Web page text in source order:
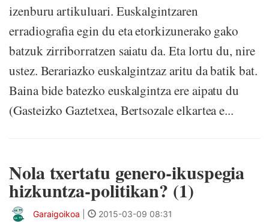
izenburu artikuluari. Euskalgintzaren
erradiografia egin du eta etorkizunerako gako
batzuk zirriborratzen saiatu da. Eta lortu du, nire
ustez. Berariazko euskalgintzaz aritu da batik bat.
Baina bide batezko euskalgintza ere aipatu du
(Gasteizko Gaztetxea, Bertsozale elkartea e...
Nola txertatu genero-ikuspegia
hizkuntza-politikan? (1)
Garaigoikoa 2015-03-09 08:31